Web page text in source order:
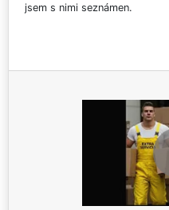
jsem s nimi seznámen.